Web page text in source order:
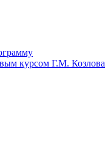
курсом Г.М. Козлова